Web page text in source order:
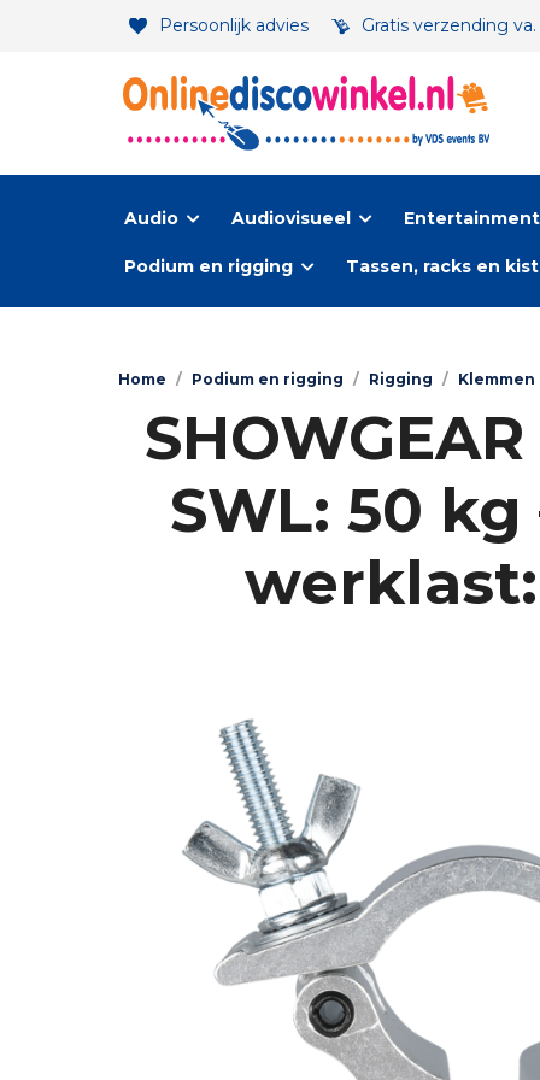
Persoonlijk advies Gratis verzending
Audio Audiovisueel
Podium en rigging Tassen, racks en
Home / Podium en rigging / Rigging / Klemmen
SWL: 50